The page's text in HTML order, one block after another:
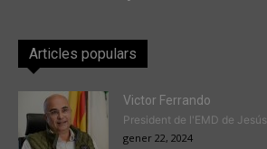
Articles populars
Victor Ferrando
President de l'EMD de Jesús
gener 22, 2024